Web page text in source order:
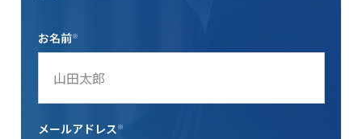
お名前※
メールアドレス※